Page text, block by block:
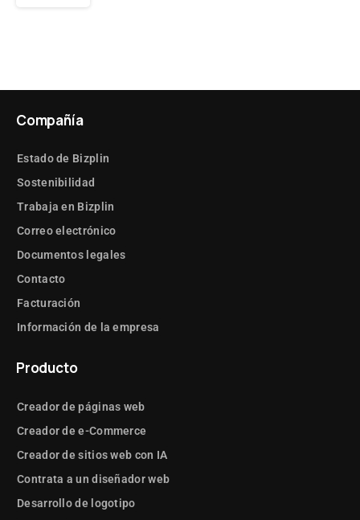
Compañía
Estado de Bizplin
Sostenibilidad
Trabaja en Bizplin
Correo electrónico
Documentos legales
Contacto
Facturación
Información de la empresa
Producto
Creador de páginas web
Creador de e-Commerce
Creador de sitios web con IA
Contrata a un diseñador web
Desarrollo de logotipo